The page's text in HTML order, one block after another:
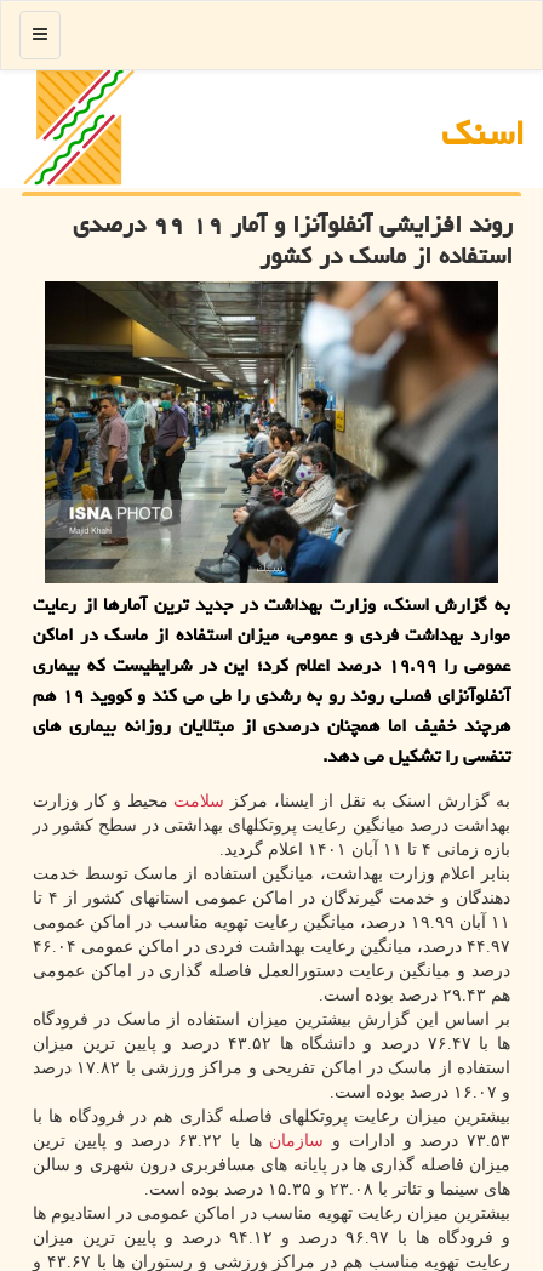
اسنك
منو
روند افزایشی آنفلوآنزا و آمار ۱۹ ۹۹ درصدی
استفاده از ماسک در کشور
به گزارش اسنک، وزارت بهداشت در جدید ترین آمارها از رعایت
موارد بهداشت فردی و عمومی، میزان استفاده از ماسک در اماکن
عمومی را ۱۹.۹۹ درصد اعلام کرد؛ این در شرایطیست که بیماری
آنفلوآنزای فصلی روند رو به رشدی را طی می کند و کووید ۱۹ هم
هرچند خفیف اما همچنان درصدی از مبتلایان روزانه بیماری های
تنفسی را تشکیل می دهد.
به گزارش اسنک به نقل از ایسنا، مرکز سلامت محیط و کار وزارت
بهداشت درصد میانگین رعایت پروتکلهای بهداشتی در سطح کشور در
بازه زمانی ۴ تا ۱۱ آبان ۱۴۰۱ اعلام گردید.
بنابر اعلام وزارت بهداشت، میانگین استفاده از ماسک توسط خدمت
دهندگان و خدمت گیرندگان در اماکن عمومی استانهای کشور از ۴ تا
۱۱ آبان ۱۹.۹۹ درصد، میانگین رعایت تهویه مناسب در اماکن عمومی
۴۴.۹۷ درصد، میانگین رعایت بهداشت فردی در اماکن عمومی ۴۶.۰۴
درصد و میانگین رعایت دستورالعمل فاصله گذاری در اماکن عمومی
هم ۲۹.۴۳ درصد بوده است.
بر اساس این گزارش بیشترین میزان استفاده از ماسک در فرودگاه
ها با ۷۶.۴۷ درصد و دانشگاه ها ۴۳.۵۲ درصد و پایین ترین میزان
استفاده از ماسک در اماکن تفریحی و مراکز ورزشی با ۱۷.۸۲ درصد
و ۱۶.۰۷ درصد بوده است.
بیشترین میزان رعایت پروتکلهای فاصله گذاری هم در فرودگاه ها با
۷۳.۵۳ درصد و ادارات و
سازمان
ها با ۶۳.۲۲ درصد و پایین ترین
میزان فاصله گذاری ها در پایانه های مسافربری درون شهری و سالن
های سینما و تئاتر با ۲۳.۰۸ و ۱۵.۳۵ درصد بوده است.
بیشترین میزان رعایت تهویه مناسب در اماکن عمومی در استادیوم ها
و فرودگاه ها با ۹۶.۹۷ درصد و ۹۴.۱۲ درصد و پایین ترین میزان
رعایت تهویه مناسب هم در مراکز ورزشی و رستوران ها با ۴۳.۶۷ و